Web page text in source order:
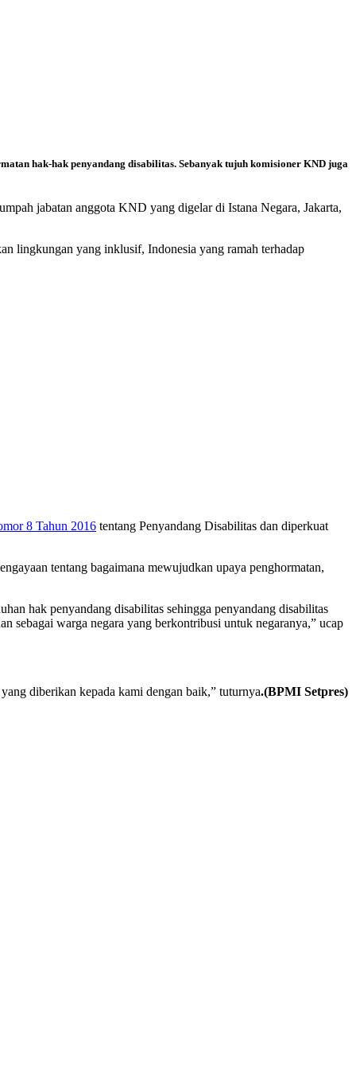
hak-hak penyandang disabilitas. Sebanyak tujuh komisioner KND juga
jabatan anggota KND yang digelar di Istana Negara, Jakarta,
lingkungan yang inklusif, Indonesia yang ramah terhadap
8 Tahun 2016 tentang Penyandang Disabilitas dan diperkuat
tentang bagaimana mewujudkan upaya penghormatan,
hak penyandang disabilitas sehingga penyandang disabilitas
sebagai warga negara yang berkontribusi untuk negaranya,” ucap
diberikan kepada kami dengan baik,” tuturnya.(BPMI Setpres)